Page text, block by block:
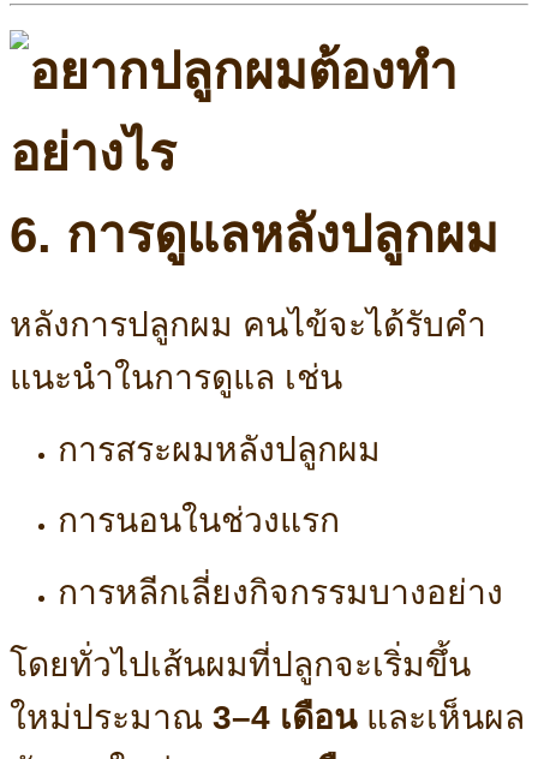
6. การดูแลหลังปลูกผม
หลังการปลูกผม คนไข้จะได้รับคำ
แนะนำในการดูแล เช่น
การสระผมหลังปลูกผม
การนอนในช่วงแรก
การหลีกเลี่ยงกิจกรรมบางอย่าง
โดยทั่วไปเส้นผมที่ปลูกจะเริ่มขึ้น
ใหม่ประมาณ 3–4 เดือนและเห็นผล